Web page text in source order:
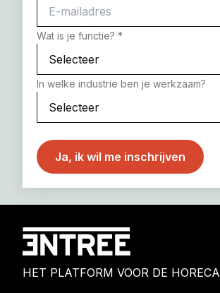
Wat is je functie? *
In welke industrie ben je werkzaam?
HET PLATFORM VOOR DE HORECA